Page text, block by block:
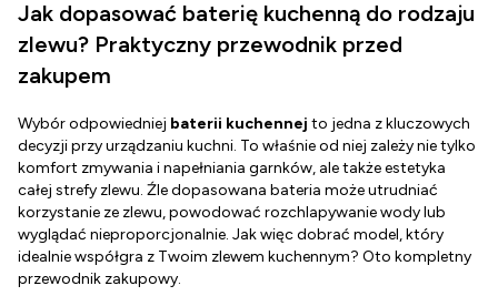
Jak dopasować baterię kuchenną do rodzaju
zlewu? Praktyczny przewodnik przed
zakupem
Wybór odpowiedniej baterii kuchennej to jedna z kluczowych
decyzji przy urządzaniu kuchni. To właśnie od niej zależy nie tylko
komfort zmywania i napełniania garnków, ale także estetyka
całej strefy zlewu. Źle dopasowana bateria może utrudniać
korzystanie ze zlewu, powodować rozchlapywanie wody lub
wyglądać nieproporcjonalnie. Jak więc dobrać model, który
idealnie współgra z Twoim zlewem kuchennym? Oto kompletny
przewodnik zakupowy.